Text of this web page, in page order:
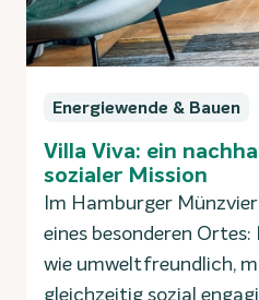
Energiewende & Bauen
Villa Viva: ein
sozialer Mission
Im Hamburger
eines besonderen
wie umweltfreundlich,
gleichzeitig sozial